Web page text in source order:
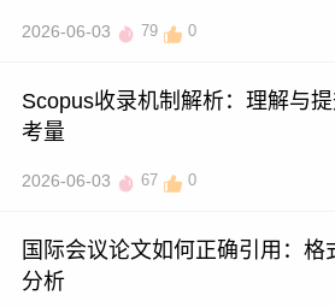
2026-06-03 79 0
Scopus收录机制解析：理解与
考量
2026-06-03 67 0
国际会议论文如何正确引用：格
分析